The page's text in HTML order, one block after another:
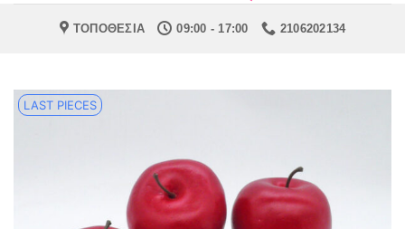
ΤΟΠΟΘΕΣΙΑ 09:00 - 17:00 2106202134
LAST PIECES